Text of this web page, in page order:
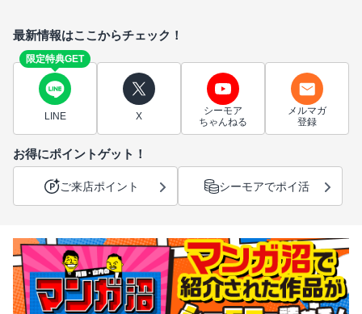
最新情報はここからチェック！
限定特典GET
LINE X
シーモア
ちゃんねる
メルマガ
登録
お得にポイントゲット！
ご来店ポイント シーモアでポイ活